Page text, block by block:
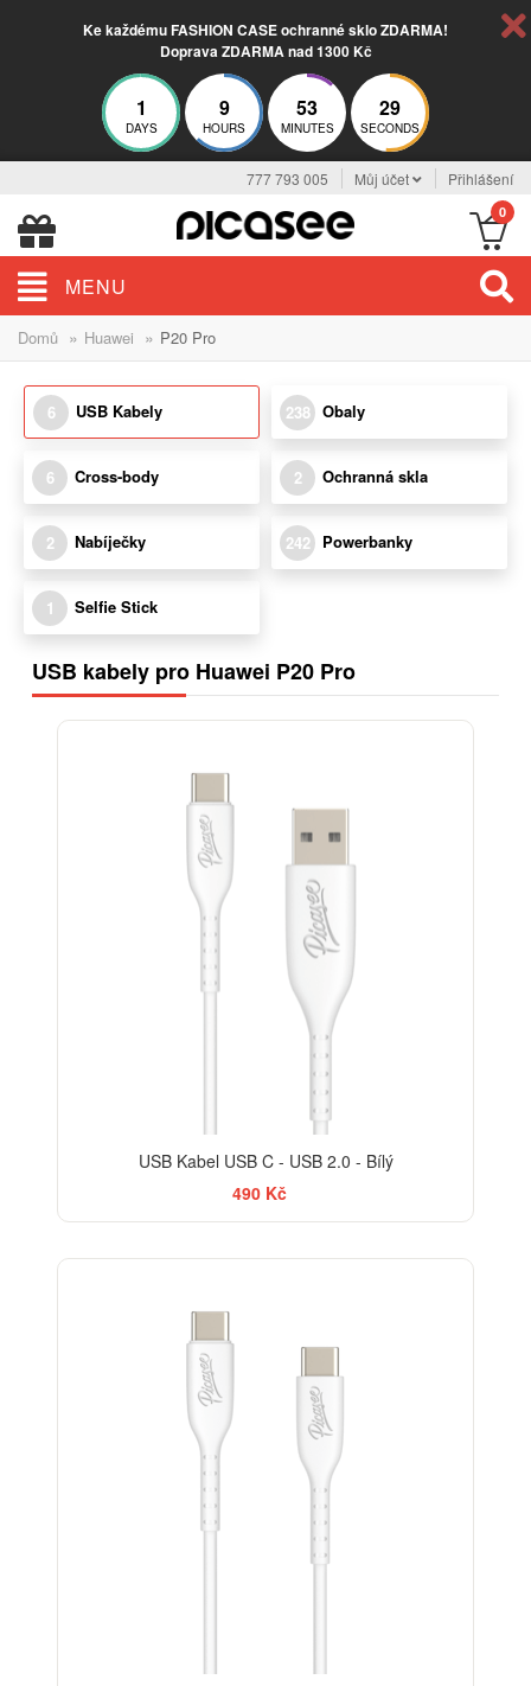
Ke každému FASHION CASE ochranné sklo ZDARMA!
Doprava ZDARMA nad 1300 Kč
1
DAYS
9
HOURS
53
MINUTES
29
SECONDS
777 793 005 Můj účet Přihlášení
0
MENU
Domů » Huawei » P20 Pro
6 USB Kabely 238 Obaly
6 Cross-body 2 Ochranná skla
2 Nabíječky 242 Powerbanky
1 Selfie Stick
USB kabely pro Huawei P20 Pro
USB Kabel USB C - USB 2.0 - Bílý
490 Kč